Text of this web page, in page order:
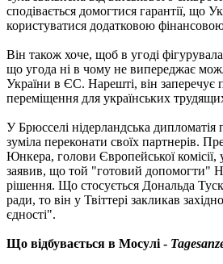
сподівається домогтися гарантії, що
користуватися додатковою
Він також хоче, щоб в угоді
що угода ні в чому не випереджає
України в ЄС. Нарешті, він заперечує
переміщення для українських
У Брюсселі нідерландська
зуміла переконати своїх партнерів.
Юнкера, голови Європейської
заявив, що той "готовий допомогти"
рішення. Що стосується Дональда
ради, то він у Твіттері закликав
єдності".
Що відбувається в Мосулі -